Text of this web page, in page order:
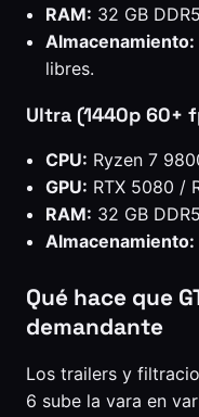
RAM: 32 GB
Almacenamiento:
libres.
Ultra (1440p 60+
CPU: Ryzen 7
GPU: RTX 5080 /
RAM: 32 GB
Almacenamiento:
Qué hace que
demandante
Los trailers y
6 sube la vara en